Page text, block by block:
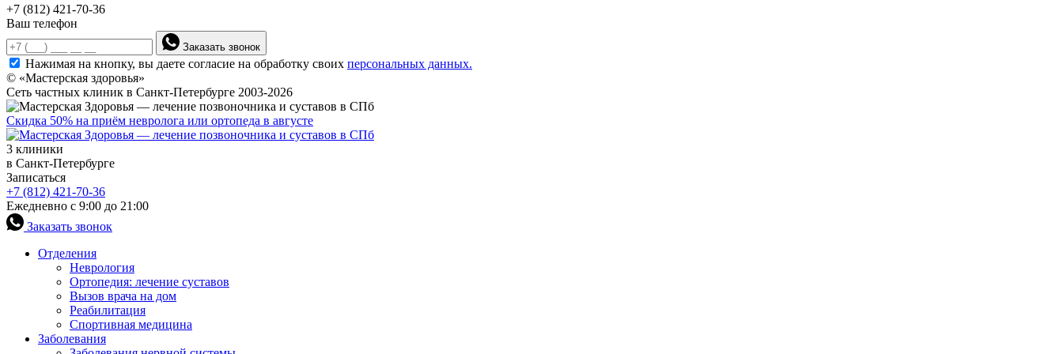
+7 (812) 421-70-36
Ваш телефон
Заказать звонок
Нажимая на кнопку, вы даете согласие на обработку своих персональных данных.
© «Мастерская здоровья»
Сеть частных клиник в Санкт-Петербурге 2003-2026
Скидка 50% на приём невролога или ортопеда в августе
3 клиники
в Санкт-Петербурге
Записаться
+7 (812) 421-70-36
Ежедневно с 9:00 до 21:00
Заказать звонок
Отделения
Неврология
Ортопедия: лечение суставов
Вызов врача на дом
Реабилитация
Спортивная медицина
Заболевания